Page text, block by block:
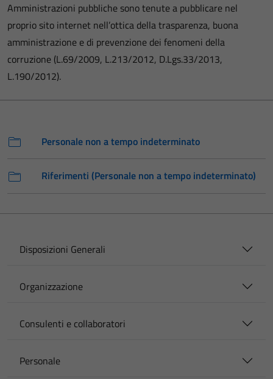
Amministrazioni pubbliche sono tenute a pubblicare nel
proprio sito internet nell’ottica della trasparenza, buona
amministrazione e di prevenzione dei fenomeni della
corruzione (L.69/2009, L.213/2012, D.Lgs.33/2013,
L.190/2012).
Personale non a tempo indeterminato
Riferimenti (Personale non a tempo indeterminato)
Disposizioni Generali
Organizzazione
Consulenti e collaboratori
Personale